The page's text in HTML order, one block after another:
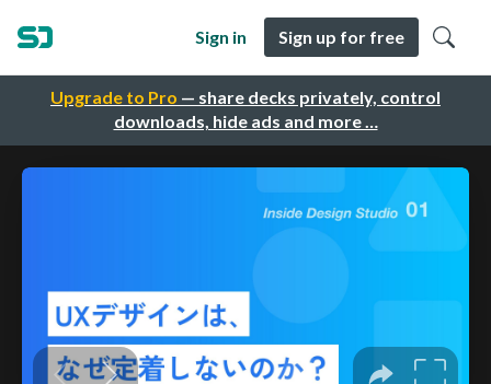
Upgrade to Pro — share decks privately, control
downloads, hide ads and more …
Sign in Sign up for free